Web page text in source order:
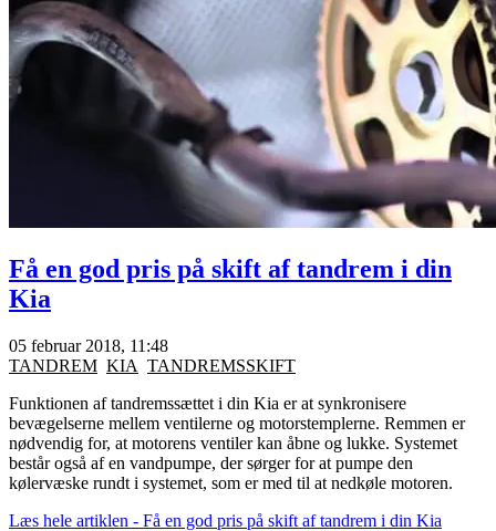
Få en god pris på skift af tandrem i din
Kia
05 februar 2018, 11:48
TANDREM KIA TANDREMSSKIFT
Funktionen af tandremssættet i din Kia er at synkronisere
bevægelserne mellem ventilerne og motorstemplerne. Remmen er
nødvendig for, at motorens ventiler kan åbne og lukke. Systemet
består også af en vandpumpe, der sørger for at pumpe den
kølervæske rundt i systemet, som er med til at nedkøle motoren.
Læs hele artiklen - Få en god pris på skift af tandrem i din Kia